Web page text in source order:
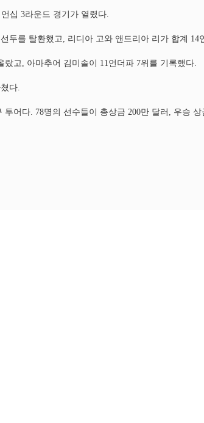
십 3라운드 경기가 열렸다.
두를 탈환했고, 리디아 고와 앤드리아 리가 합계 14
고, 아마추어 김미솔이 11언더파 7위를 기록했다.
다.
어다. 78명의 선수들이 총상금 200만 달러, 우승